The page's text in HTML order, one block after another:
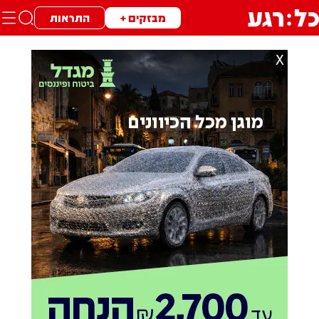
מבזקים + התראות
X